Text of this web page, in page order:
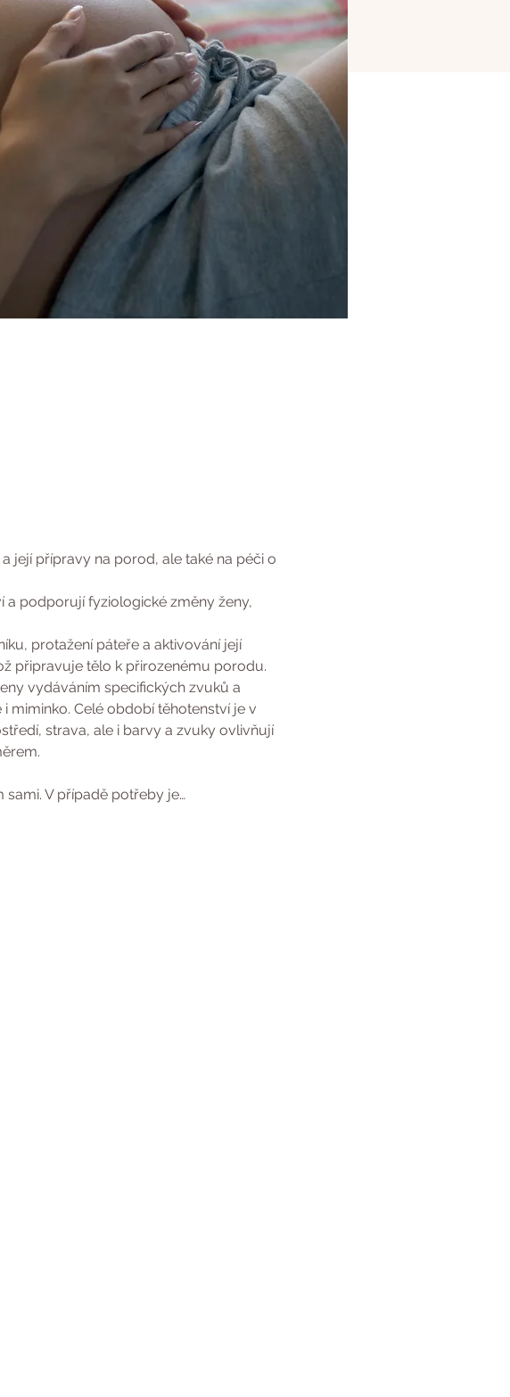
její přípravy na porod, ale také na péči o
podporují fyziologické změny ženy,
protažení páteře a aktivování její
připravuje tělo k přirozenému porodu.
vydáváním specifických zvuků a
miminko. Celé období těhotenství je v
strava, ale i barvy a zvuky ovlivňují
V případě potřeby je…